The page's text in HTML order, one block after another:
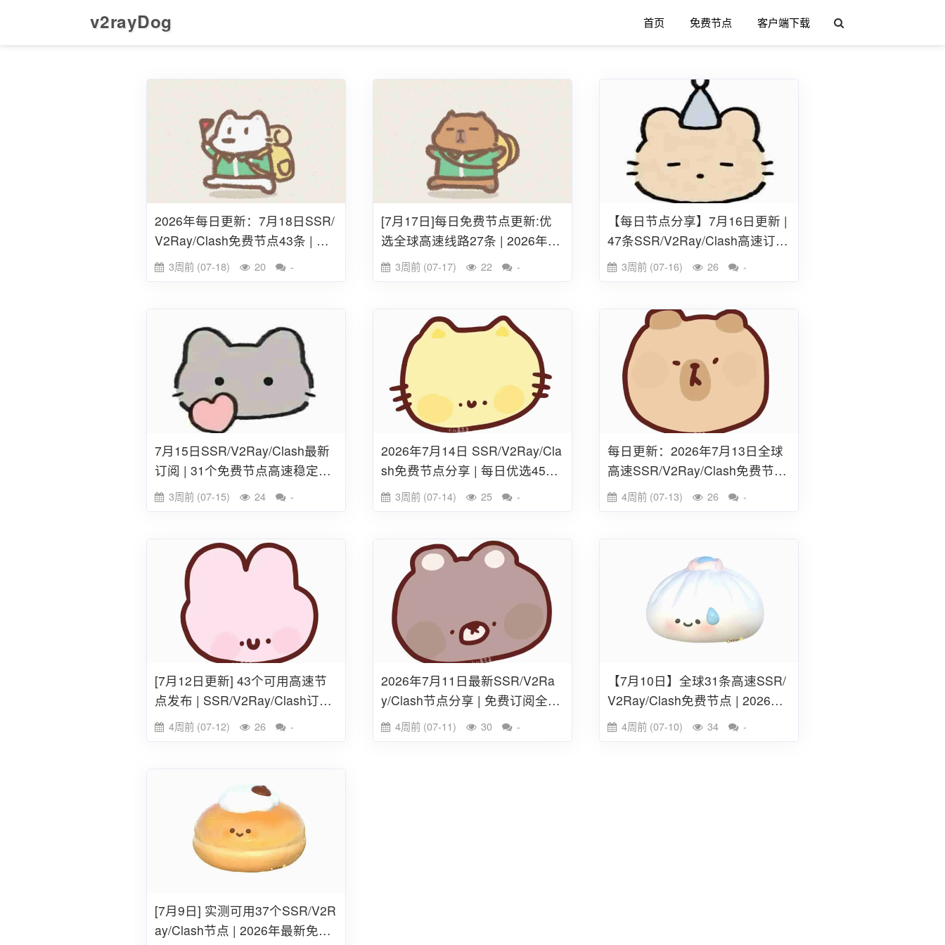
v2rayDog 首页 免费节点 客户端下载
2026年每日更新：7月18日SSR/
V2Ray/Clash免费节点43条 | 全
球线路可用
3周前 (07-18) 20 -
[7月17日]每日免费节点更新:优
选全球高速线路27条 | 2026年S
SR/V2ray/Clash订阅链接
3周前 (07-17) 22 -
【每日节点分享】7月16日更新 |
47条SSR/V2Ray/Clash高速订阅
链接（2026）
3周前 (07-16) 26 -
7月15日SSR/V2Ray/Clash最新
订阅 | 31个免费节点高速稳定可
用 3周前 (07-15) 24 -
2026年7月14日 SSR/V2Ray/Cla
sh免费节点分享 | 每日优选45条
高速线路
3周前 (07-14) 25 -
每日更新：2026年7月13日全球
高速SSR/V2Ray/Clash免费节点
32条4周前 (07-13) 26 -
[7月12日更新] 43个可用高速节
点发布 | SSR/V2Ray/Clash订阅
地址合集（2026）
4周前 (07-12) 26 -
2026年7月11日最新SSR/V2Ra
y/Clash节点分享 | 免费订阅全球
27条高速线路
4周前 (07-11) 30 -
【7月10日】全球31条高速SSR/
V2Ray/Clash免费节点 | 2026每
日更新订阅链接
4周前 (07-10) 34 -
[7月9日] 实测可用37个SSR/V2R
ay/Clash节点 | 2026年最新免费